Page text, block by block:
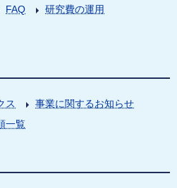
FAQ
研究費の運用
ス
事業に関するお知らせ
一覧